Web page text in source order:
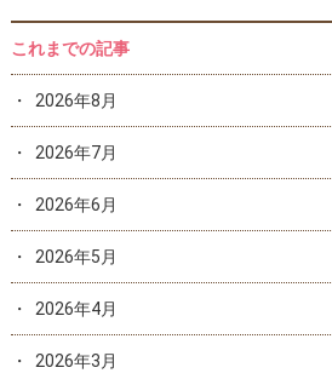
これまでの記事
2026年8月
2026年7月
2026年6月
2026年5月
2026年4月
2026年3月